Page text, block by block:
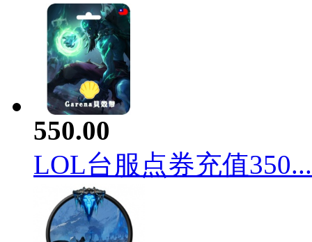
550.00
LOL台服点券充值350...